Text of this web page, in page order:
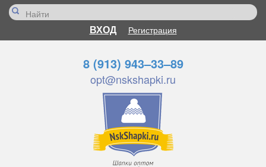
ВХОД Регистрация
8 (913) 943–33–89
opt@nskshapki.ru